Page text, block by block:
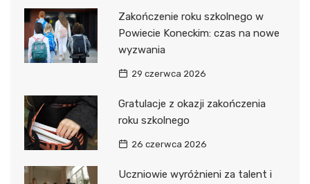
Zakończenie roku szkolnego w
Powiecie Koneckim: czas na nowe
wyzwania
29 czerwca 2026
Gratulacje z okazji zakończenia
roku szkolnego
26 czerwca 2026
Uczniowie wyróżnieni za talent i